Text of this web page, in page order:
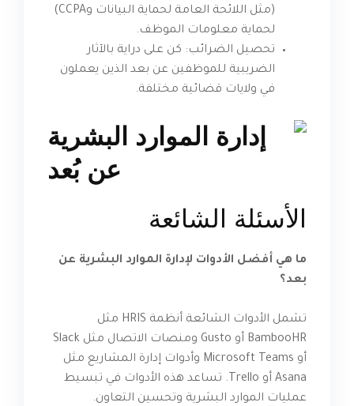
(مثل اللائحة العامة لحماية البيانات وCCPA)
لحماية معلومات الموظف.
تحصيل الضرائب: كن على دراية بالآثار
الضريبية للموظفين عن بعد الذين يعملون
في ولايات قضائية مختلفة.
الأسئلة الشائعة
ما هي أفضل الأدوات لإدارة الموارد البشرية عن
بعد؟
تشمل الأدوات الشائعة أنظمة HRIS مثل
BambooHR أو Gusto ومنصات الاتصال مثل Slack
أو Microsoft Teams وأدوات إدارة المشاريع مثل
Asana أو Trello. تساعد هذه الأدوات في تبسيط
عمليات الموارد البشرية وتحسين التعاون.